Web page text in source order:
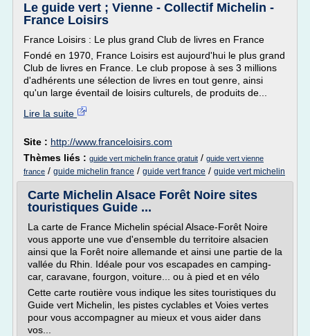
Le guide vert ; Vienne - Collectif Michelin -
France Loisirs
France Loisirs : Le plus grand Club de livres en France
Fondé en 1970, France Loisirs est aujourd'hui le plus grand
Club de livres en France. Le club propose à ses 3 millions
d'adhérents une sélection de livres en tout genre, ainsi
qu'un large éventail de loisirs culturels, de produits de...
Lire la suite
Site : http://www.franceloisirs.com
Thèmes liés : guide vert michelin france gratuit / guide vert vienne
france / guide michelin france / guide vert france / guide vert michelin
Carte Michelin Alsace Forêt Noire sites
touristiques Guide ...
La carte de France Michelin spécial Alsace-Forêt Noire
vous apporte une vue d'ensemble du territoire alsacien
ainsi que la Forêt noire allemande et ainsi une partie de la
vallée du Rhin. Idéale pour vos escapades en camping-
car, caravane, fourgon, voiture... ou à pied et en vélo
Cette carte routière vous indique les sites touristiques du
Guide vert Michelin, les pistes cyclables et Voies vertes
pour vous accompagner au mieux et vous aider dans
vos...